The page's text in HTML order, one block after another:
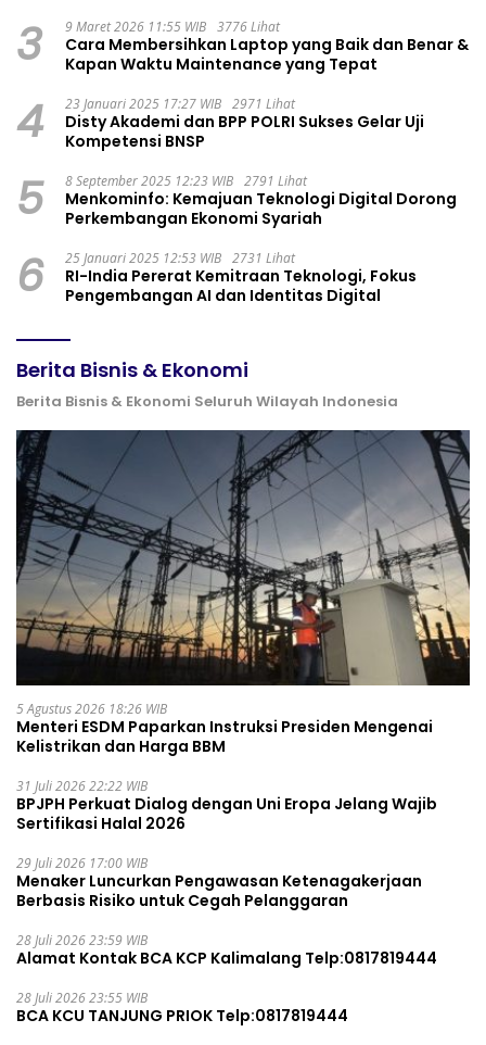
3 9 Maret 2026 11:55 WIB 3776 Lihat
Cara Membersihkan Laptop yang Baik dan Benar &
Kapan Waktu Maintenance yang Tepat
4 23 Januari 2025 17:27 WIB 2971 Lihat
Disty Akademi dan BPP POLRI Sukses Gelar Uji
Kompetensi BNSP
5 8 September 2025 12:23 WIB 2791 Lihat
Menkominfo: Kemajuan Teknologi Digital Dorong
Perkembangan Ekonomi Syariah
6 25 Januari 2025 12:53 WIB 2731 Lihat
RI-India Pererat Kemitraan Teknologi, Fokus
Pengembangan AI dan Identitas Digital
Berita Bisnis & Ekonomi
Berita Bisnis & Ekonomi Seluruh Wilayah Indonesia
5 Agustus 2026 18:26 WIB
Menteri ESDM Paparkan Instruksi Presiden Mengenai
Kelistrikan dan Harga BBM
31 Juli 2026 22:22 WIB
BPJPH Perkuat Dialog dengan Uni Eropa Jelang Wajib
Sertifikasi Halal 2026
29 Juli 2026 17:00 WIB
Menaker Luncurkan Pengawasan Ketenagakerjaan
Berbasis Risiko untuk Cegah Pelanggaran
28 Juli 2026 23:59 WIB
Alamat Kontak BCA KCP Kalimalang Telp:0817819444
28 Juli 2026 23:55 WIB
BCA KCU TANJUNG PRIOK Telp:0817819444